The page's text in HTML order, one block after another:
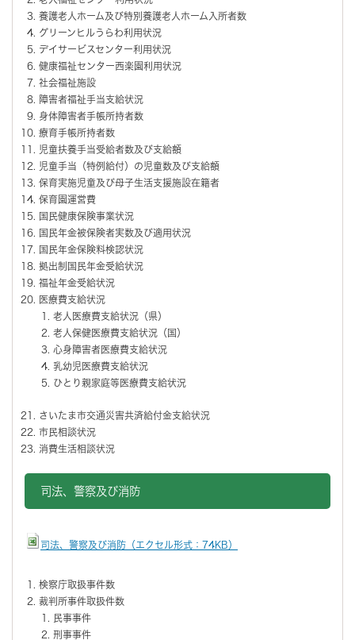
養護老人ホーム及び特別養護老人ホーム入所者数
グリーンヒルうらわ利用状況
デイサービスセンター利用状況
健康福祉センター西楽園利用状況
社会福祉施設
障害者福祉手当支給状況
身体障害者手帳所持者数
療育手帳所持者数
児童扶養手当受給者数及び支給額
児童手当（特例給付）の児童数及び支給額
保育実施児童及び母子生活支援施設在籍者
保育園運営費
国民健康保険事業状況
国民年金被保険者実数及び適用状況
国民年金保険料検認状況
拠出制国民年金受給状況
福祉年金受給状況
医療費支給状況
老人医療費支給状況（県）
老人保健医療費支給状況（国）
心身障害者医療費支給状況
乳幼児医療費支給状況
ひとり親家庭等医療費支給状況
さいたま市交通災害共済給付金支給状況
市民相談状況
消費生活相談状況
司法、警察及び消防
司法、警察及び消防（エクセル形式：74KB）
検察庁取扱事件数
裁判所事件取扱件数
民事事件
刑事事件